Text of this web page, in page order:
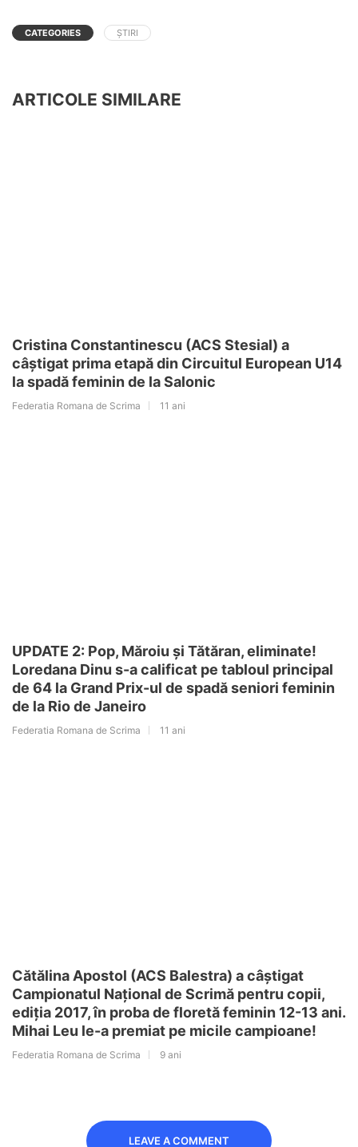
CATEGORIES ȘTIRI
ARTICOLE SIMILARE
Cristina Constantinescu (ACS Stesial) a
câștigat prima etapă din Circuitul European U14
la spadă feminin de la Salonic
Federatia Romana de Scrima 11 ani
UPDATE 2: Pop, Măroiu și Tătăran, eliminate!
Loredana Dinu s-a calificat pe tabloul principal
de 64 la Grand Prix-ul de spadă seniori feminin
de la Rio de Janeiro
Federatia Romana de Scrima 11 ani
Cătălina Apostol (ACS Balestra) a câștigat
Campionatul Național de Scrimă pentru copii,
ediția 2017, în proba de floretă feminin 12-13 ani.
Mihai Leu le-a premiat pe micile campioane!
Federatia Romana de Scrima 9 ani
LEAVE A COMMENT